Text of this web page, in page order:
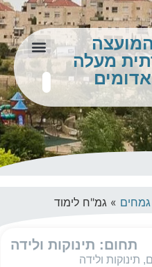
מעלה
אדומים
גמחים » גמ"ח לימוד
תחום: תינוקות ולידה
, תינוקות ולידה